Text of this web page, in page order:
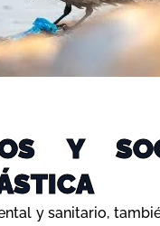
Y
y sanitario,